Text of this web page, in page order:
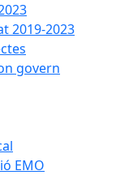
2019-2023
govern
EMO